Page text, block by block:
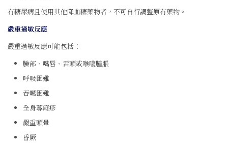
有糖尿病且使用其他降血糖藥物者，不可自行調整原有藥物。
嚴重過敏反應
嚴重過敏反應可能包括：
臉部、嘴唇、舌頭或喉嚨腫脹
呼吸困難
吞嚥困難
全身蕁麻疹
嚴重頭暈
昏厥